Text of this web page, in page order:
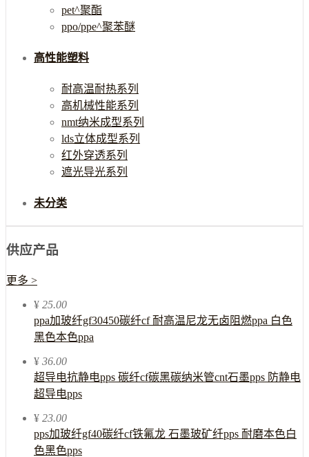
pet^聚酯
ppo/ppe^聚苯醚
高性能塑料
耐高温耐热系列
高机械性能系列
nmt纳米成型系列
lds立体成型系列
红外穿透系列
遮光导光系列
未分类
供应产品
更多 >
¥ 25.00
ppa加玻纤gf30450碳纤cf 耐高温尼龙无卤阻燃ppa 白色
黑色本色ppa
¥ 36.00
超导电抗静电pps 碳纤cf碳黑碳纳米管cnt石墨pps 防静电
超导电pps
¥ 23.00
pps加玻纤gf40碳纤cf铁氟龙 石墨玻矿纤pps 耐磨本色白
色黑色pps